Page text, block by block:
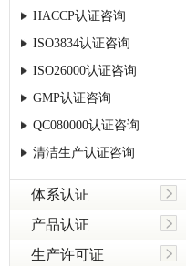
HACCP认证咨询
ISO3834认证咨询
ISO26000认证咨询
GMP认证咨询
QC080000认证咨询
清洁生产认证咨询
体系认证
产品认证
生产许可证